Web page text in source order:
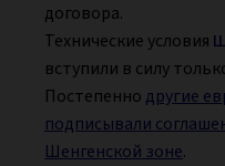
договора.
Технические условия
вступили в силу
Постепенно другие
подписывали
Шенгенской зоне.